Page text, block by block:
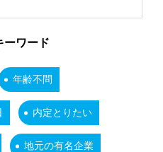
ーワード
年齢不問
内定とりたい
地元の有名企業